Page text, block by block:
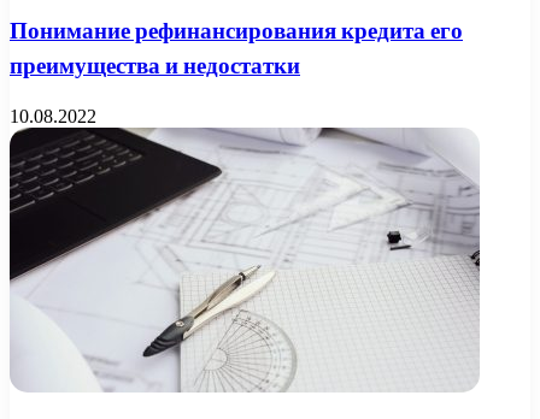
Понимание рефинансирования кредита его
преимущества и недостатки
10.08.2022